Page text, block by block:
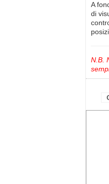
A
di
N.B.